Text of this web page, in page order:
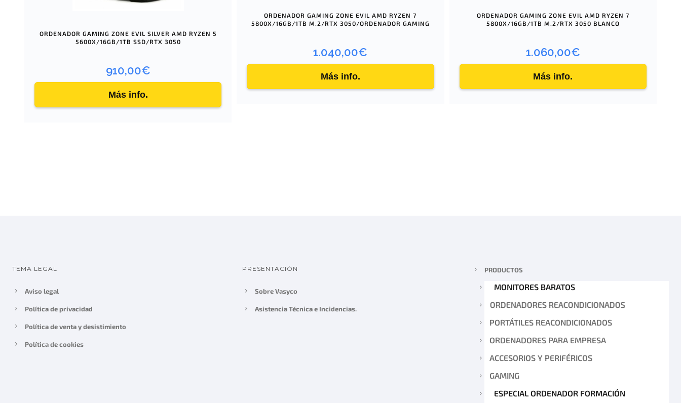
ORDENADOR GAMING ZONE EVIL SILVER AMD RYZEN 5
5600X/16GB/1TB SSD/RTX 3050
910,00€
Más info.
ORDENADOR GAMING ZONE EVIL AMD RYZEN 7
5800X/16GB/1TB M.2/RTX 3050/ORDENADOR GAMING
1.040,00€
Más info.
ORDENADOR GAMING ZONE EVIL AMD RYZEN 7
5800X/16GB/1TB M.2/RTX 3050 BLANCO
1.060,00€
Más info.
TEMA LEGAL
Aviso legal
Política de privacidad
Política de venta y desistimiento
Política de cookies
PRESENTACIÓN
Sobre Vasyco
Asistencia Técnica e Incidencias.
PRODUCTOS
MONITORES BARATOS
ORDENADORES REACONDICIONADOS
PORTÁTILES REACONDICIONADOS
ORDENADORES PARA EMPRESA
ACCESORIOS Y PERIFÉRICOS
GAMING
ESPECIAL ORDENADOR FORMACIÓN